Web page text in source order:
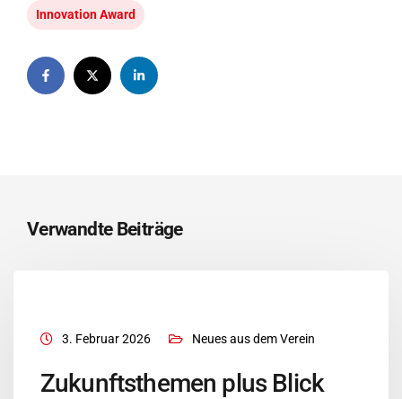
Innovation Award
Verwandte Beiträge
3. Februar 2026 Neues aus dem Verein
Zukunftsthemen plus Blick